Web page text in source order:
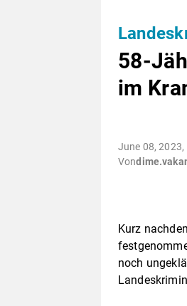
58-
im
June 08, 2023,
Von
Kurz
noch